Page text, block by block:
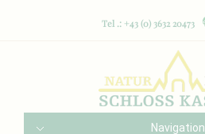
Tel .: +43 (0) 3632 20473
Navigation